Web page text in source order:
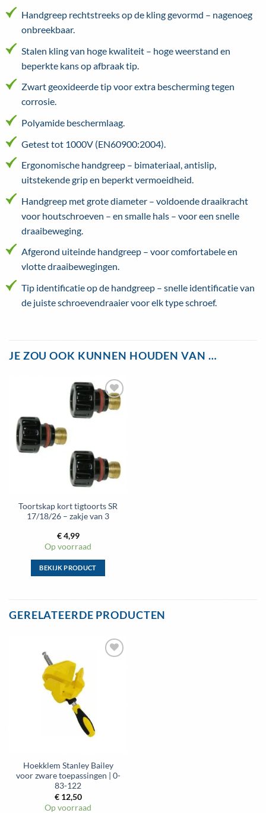
Handgreep rechtstreeks op de kling gevormd – nagenoeg
onbreekbaar.
Stalen kling van hoge kwaliteit – hoge weerstand en
beperkte kans op afbraak tip.
Zwart geoxideerde tip voor extra bescherming tegen
corrosie.
Polyamide beschermlaag.
Getest tot 1000V (EN60900:2004).
Ergonomische handgreep – bimateriaal, antislip,
uitstekende grip en beperkt vermoeidheid.
Handgreep met grote diameter – voldoende draaikracht
voor houtschroeven – en smalle hals – voor een snelle
draaibeweging.
Afgerond uiteinde handgreep – voor comfortabele en
vlotte draaibewegingen.
Tip identificatie op de handgreep – snelle identificatie van
de juiste schroevendraaier voor elk type schroef.
JE ZOU OOK KUNNEN HOUDEN VAN …
Toortskap kort tigtoorts SR
17/18/26 – zakje van 3
€4,99
Op voorraad
BEKIJK PRODUCT
meerdere
kan
gekozen
worden
op
de
productpagina
GERELATEERDE PRODUCTEN
Hoekklem Stanley Bailey
voor zware toepassingen | 0-
83-122
€12,50
Op voorraad